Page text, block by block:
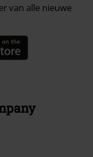
van alle nieuwe